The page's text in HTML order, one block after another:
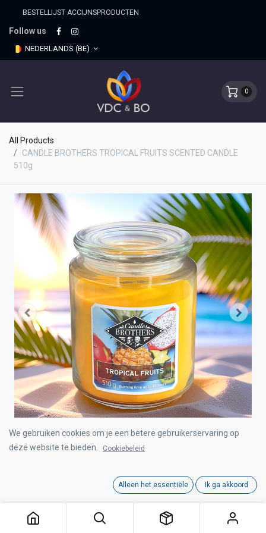
BESTELLIJST ACCIJNSPRO​DUCTEN
Follow us
NEDERLANDS (BE)
0
All Products
CANDLE BROTHERS TROPICAL FRUITS SCENTED CANDLE
510g
We gebruiken cookies om je een betere gebruikerservaring op
deze website te bieden.
Cookiebeleid
Alleen het essentiële Ik ga akkoord